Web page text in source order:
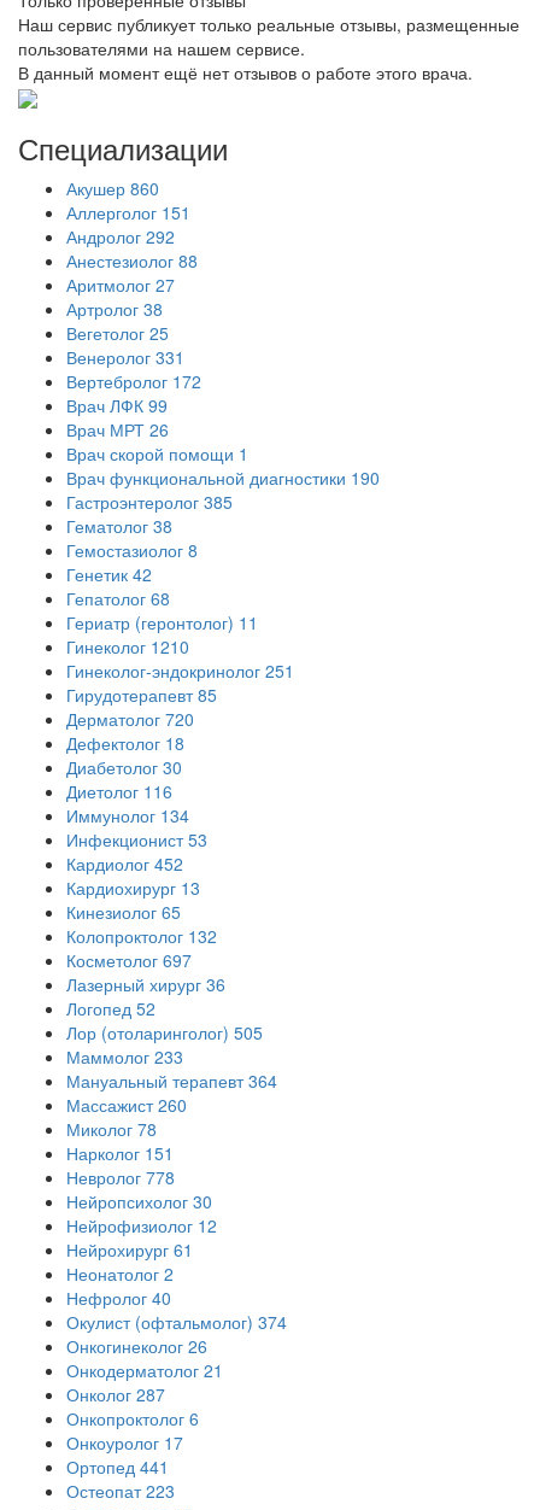
Наш сервис публикует только реальные отзывы, размещенные
пользователями на нашем сервисе.
В данный момент ещё нет отзывов о работе этого врача.
Специализации
Акушер 860
Аллерголог 151
Андролог 292
Анестезиолог 88
Аритмолог 27
Артролог 38
Вегетолог 25
Венеролог 331
Вертебролог 172
Врач ЛФК 99
Врач МРТ 26
Врач скорой помощи 1
Врач функциональной диагностики 190
Гастроэнтеролог 385
Гематолог 38
Гемостазиолог 8
Генетик 42
Гепатолог 68
Гериатр (геронтолог) 11
Гинеколог 1210
Гинеколог-эндокринолог 251
Гирудотерапевт 85
Дерматолог 720
Дефектолог 18
Диабетолог 30
Диетолог 116
Иммунолог 134
Инфекционист 53
Кардиолог 452
Кардиохирург 13
Кинезиолог 65
Колопроктолог 132
Косметолог 697
Лазерный хирург 36
Логопед 52
Лор (отоларинголог) 505
Маммолог 233
Мануальный терапевт 364
Массажист 260
Миколог 78
Нарколог 151
Невролог 778
Нейропсихолог 30
Нейрофизиолог 12
Нейрохирург 61
Неонатолог 2
Нефролог 40
Окулист (офтальмолог) 374
Онкогинеколог 26
Онкодерматолог 21
Онколог 287
Онкопроктолог 6
Онкоуролог 17
Ортопед 441
Остеопат 223